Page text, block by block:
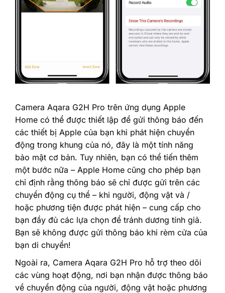
‎Camera Aqara G2H Pro trên ứng dụng Apple
Home có thể được thiết lập để gửi thông báo đến
các thiết bị Apple của bạn khi phát hiện chuyển
động trong khung của nó, đây là một tính năng
bảo mật cơ bản. Tuy nhiên, bạn có thể tiến thêm
một bước nữa – Apple Home cũng cho phép bạn
chỉ định rằng thông báo sẽ chỉ được gửi trên các
chuyển động cụ thể – khi người, động vật và /
hoặc phương tiện được phát hiện – cung cấp cho
bạn đầy đủ các lựa chọn để tránh dương tính giả.
Bạn sẽ không được gửi thông báo khi rèm cửa của
bạn di chuyển!‎
‎Ngoài ra, Camera Aqara G2H Pro hỗ trợ theo dõi
các vùng hoạt động, nơi bạn nhận được thông báo
về chuyển động của người, động vật hoặc phương